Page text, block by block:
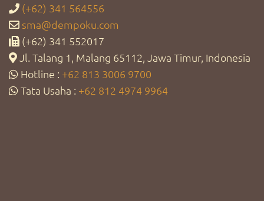
(+62) 341 564556
sma@dempoku.com
(+62) 341 552017
Jl. Talang 1, Malang 65112, Jawa Timur, Indonesia
Hotline : +62 813 3006 9700
Tata Usaha : +62 812 4974 9964